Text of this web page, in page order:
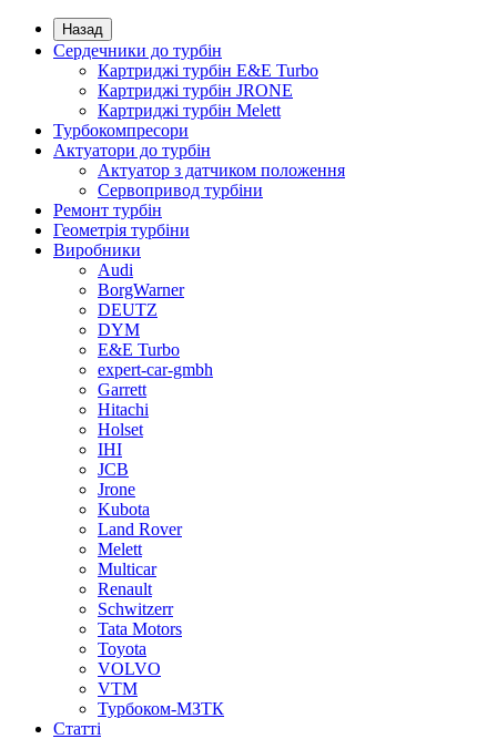
Назад
Сердечники до турбін
Картриджі турбін E&E Turbo
Картриджі турбін JRONE
Картриджі турбін Melett
Турбокомпресори
Актуатори до турбін
Актуатор з датчиком положення
Сервопривод турбіни
Ремонт турбін
Геометрія турбіни
Виробники
Audi
BorgWarner
DEUTZ
DYM
E&E Turbo
expert-car-gmbh
Garrett
Hitachi
Holset
IHI
JCB
Jrone
Kubota
Land Rover
Melett
Multicar
Renault
Schwitzerr
Tata Motors
Toyota
VOLVO
VTM
Турбоком-МЗТК
Статті